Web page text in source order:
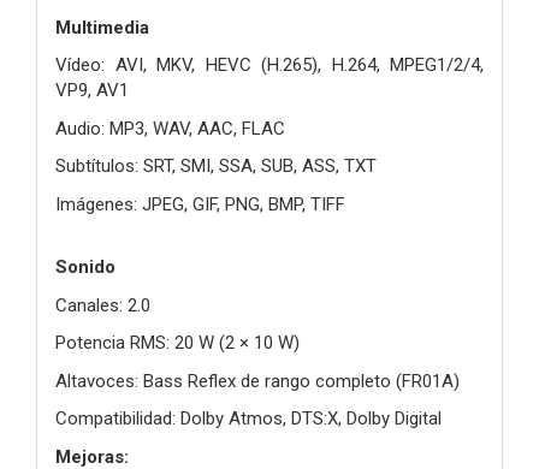
Multimedia
Vídeo: AVI, MKV, HEVC (H.265), H.264, MPEG1/2/4,
VP9, AV1
Audio: MP3, WAV, AAC, FLAC
Subtítulos: SRT, SMI, SSA, SUB, ASS, TXT
Imágenes: JPEG, GIF, PNG, BMP, TIFF
Sonido
Canales: 2.0
Potencia RMS: 20 W (2 × 10 W)
Altavoces: Bass Reflex de rango completo (FR01A)
Compatibilidad: Dolby Atmos, DTS:X, Dolby Digital
Mejoras: